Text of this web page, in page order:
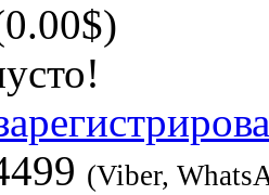
(Viber,